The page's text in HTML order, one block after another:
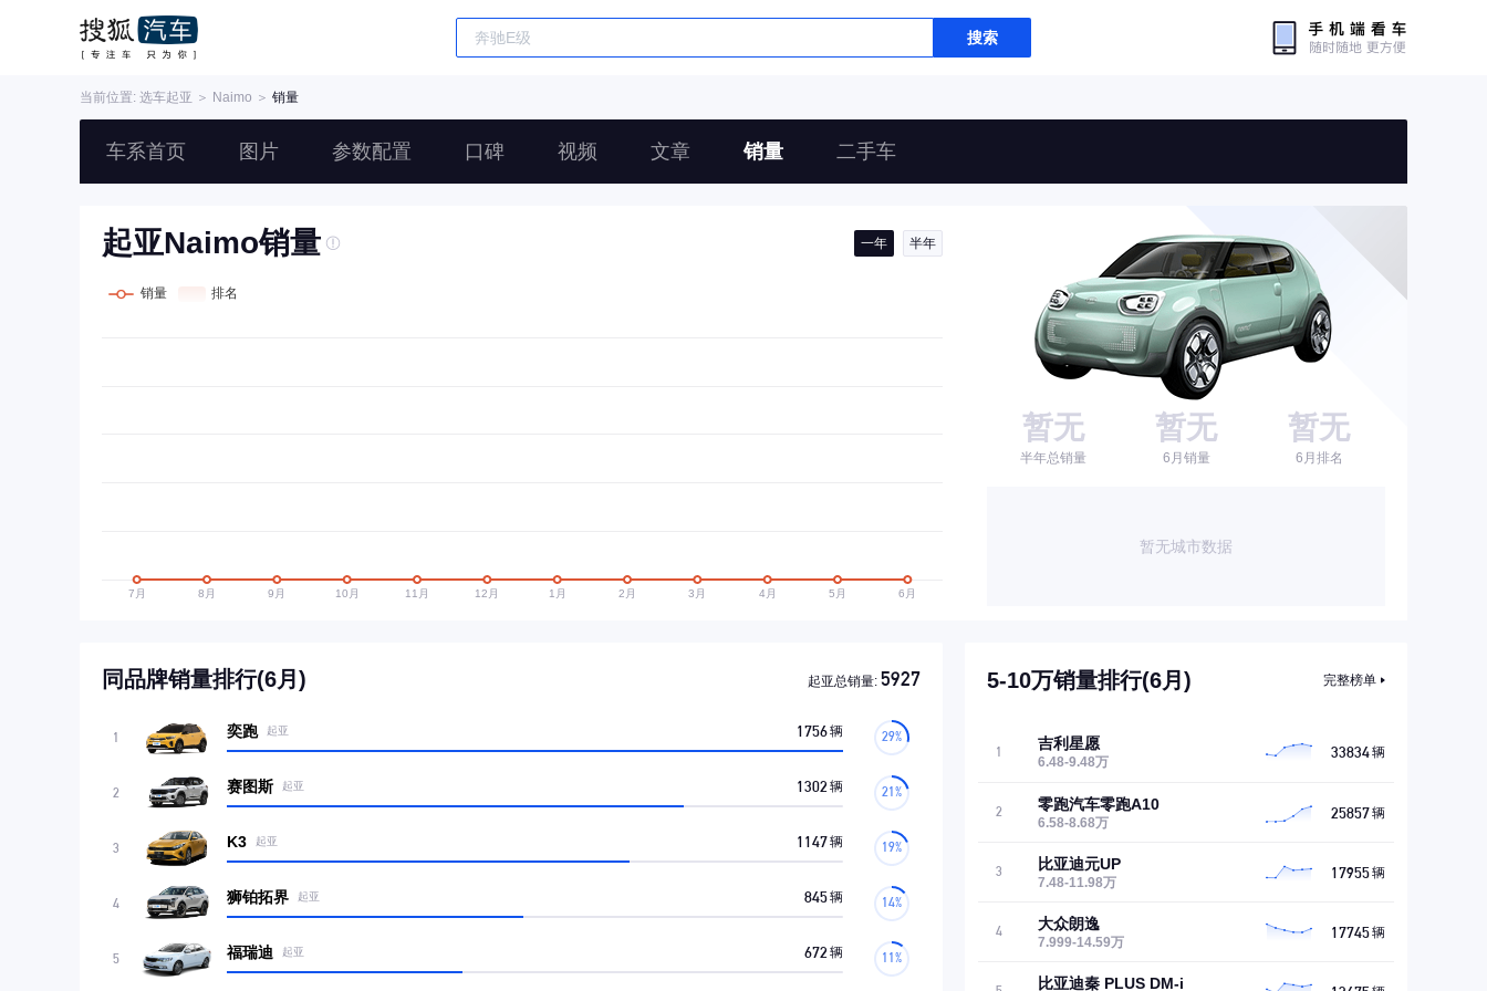
搜索
当前位置: 选车起亚 ＞ Naimo ＞ 销量
车系首页 图片 参数配置 口碑 视频 文章 销量 二手车
起亚Naimo销量 一年 半年
暂无
半年总销量
暂无
6月销量
暂无
6月排名
暂无城市数据
同品牌销量排行(6月) 起亚总销量: 5927
1 奕跑 起亚 1756辆
2 赛图斯 起亚 1302 辆
3 K3 起亚 1147辆
4 狮铂拓界 起亚 845辆
5 福瑞迪 起亚 672 辆
5-10万销量排行(6月) 完整榜单
1 吉利星愿
6.48-9.48万
33834辆
2 零跑汽车零跑A10
6.58-8.68万
25857辆
3 比亚迪元UP
7.48-11.98万
17955辆
4 大众朗逸
7.999-14.59万
17745辆
比亚迪秦 PLUS DM-i